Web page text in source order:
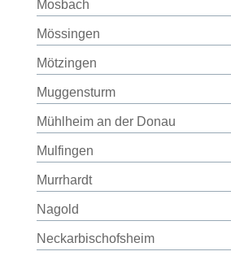
Mosbach
Mössingen
Mötzingen
Muggensturm
Mühlheim an der Donau
Mulfingen
Murrhardt
Nagold
Neckarbischofsheim